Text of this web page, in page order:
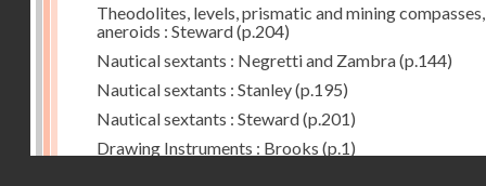
Theodolites, levels, prismatic and mining compasses,
aneroids : Steward(p.204)
Nautical sextants : Negretti and Zambra(p.144)
Nautical sextants : Stanley(p.195)
Nautical sextants : Steward(p.201)
Drawing Instruments : Brooks (p.1)